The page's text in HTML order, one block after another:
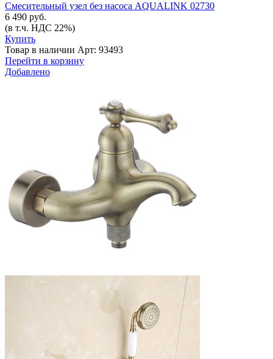
Смесительный узел без насоса AQUALINK 02730
6 490 руб.
(в т.ч. НДС 22%)
Купить
Товар в наличии Арт: 93493
Перейти в корзину
Добавлено